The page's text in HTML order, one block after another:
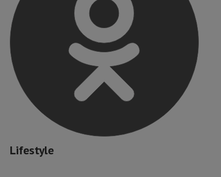
Lifestyle